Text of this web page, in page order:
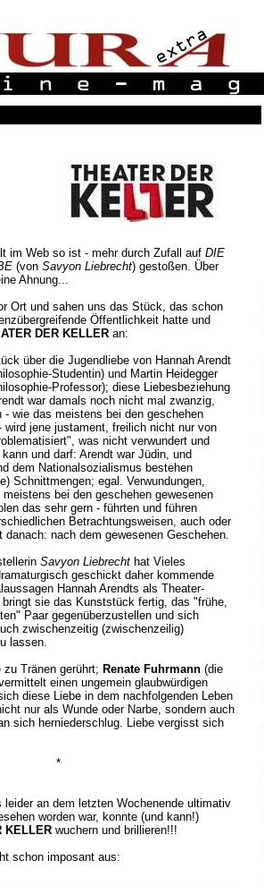
im Web so ist - mehr durch Zufall auf DIE
(von Savyon Liebrecht) gestoßen. Über
Ahnung...
Ort und sahen uns das Stück, das schon
Öffentlichkeit hatte und
DER KELLERan:
über die Jugendliebe von Hannah Arendt
Studentin) und Martin Heidegger
Professor); diese Liebesbeziehung
war damals noch nicht mal zwanzig,
- wie das meistens bei den geschehen
wird jene justament, freilich nicht nur von
was nicht verwundert und
und darf: Arendt war Jüdin, und
dem Nationalsozialismus bestehen
Schnittmengen; egal. Verwundungen,
bei den geschehen gewesenen
das sehr gern - führten und führen
Betrachtungsweisen, auch oder
danach: nach dem gewesenen Geschehen.
Savyon Liebrechthat Vieles
geschickt daher kommende
Hannah Arendts als Theater-
sie das Kunststück fertig, das "frühe,
Paar gegenüberzustellen und sich
zwischenzeitig (zwischenzeilig)
lassen.
Tränen gerührt; Renate Fuhrmann(die
einen ungemein glaubwürdigen
diese Liebe in dem nachfolgenden Leben
nur als Wunde oder Narbe, sondern auch
sich herniederschlug. Liebe vergisst sich
*
an dem letzten Wochenende ultimativ
worden war, konnte (und kann!)
KELLERwuchern und brillieren!!!
schon imposant aus: